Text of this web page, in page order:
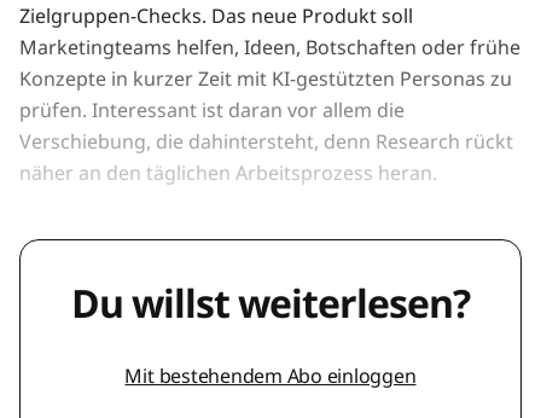
Zielgruppen-Checks. Das neue Produkt soll
Marketingteams helfen, Ideen, Botschaften oder frühe
Konzepte in kurzer Zeit mit KI-gestützten Personas zu
prüfen. Interessant ist daran vor allem die
Verschiebung, die dahintersteht, denn Research rückt
näher an den täglichen Arbeitsprozess heran.
Du willst weiterlesen?
Mit bestehendem Abo einloggen